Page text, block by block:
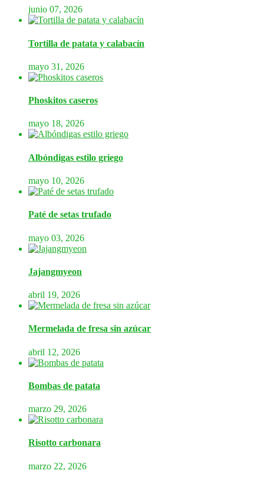
junio 07, 2026
Tortilla de patata y calabacín
mayo 31, 2026
Phoskitos caseros
mayo 18, 2026
Albóndigas estilo griego
mayo 10, 2026
Paté de setas trufado
mayo 03, 2026
Jajangmyeon
abril 19, 2026
Mermelada de fresa sin azúcar
abril 12, 2026
Bombas de patata
marzo 29, 2026
Risotto carbonara
marzo 22, 2026